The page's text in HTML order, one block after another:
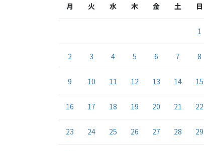
月 火 水 木 金 土 日
1
2 3 4 5 6 7 8
9 10 11 12 13 14 15
16 17 18 19 20 21 22
23 24 25 26 27 28 29